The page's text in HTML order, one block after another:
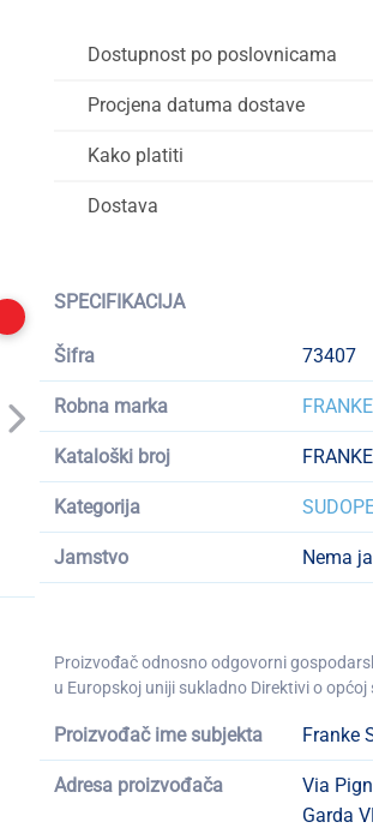
Dostupnost po poslovnicama
Procjena datuma dostave
Kako platiti
Dostava
SPECIFIKACIJA
Šifra 73407
Robna marka FRANKE
Kataloški broj
Kategorija
Jamstvo Nema
Proizvođač odnosno odgovorni
u Europskoj uniji sukladno Direktivi o
Proizvođač ime subjekta Franke
Adresa proizvođača
Via
Garda